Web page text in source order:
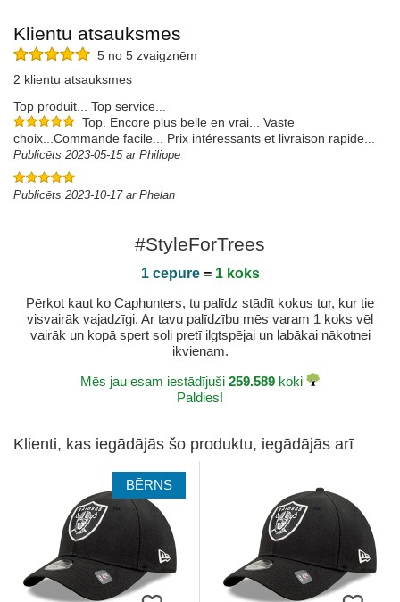
Klientu atsauksmes
5 no 5 zvaigznēm
2 klientu atsauksmes
Top produit... Top service...
Top. Encore plus belle en vrai... Vaste
choix...Commande facile... Prix intéressants et livraison rapide...
Publicēts 2023-05-15 ar Philippe
Publicēts 2023-10-17 ar Phelan
#StyleForTrees
1 cepure= 1 koks
Pērkot kaut ko Caphunters, tu palīdz stādīt kokus tur, kur tie
visvairāk vajadzīgi. Ar tavu palīdzību mēs varam 1 koks vēl
vairāk un kopā spert soli pretī ilgtspējai un labākai nākotnei
ikvienam.
Mēs jau esam iestādījuši 259.589 koki
Paldies!
Klienti, kas iegādājās šo produktu, iegādājās arī
BĒRNS